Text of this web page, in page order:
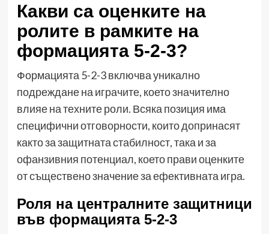
Какви са оценките на
ролите в рамките на
формацията 5-2-3?
Формацията 5-2-3 включва уникално
подреждане на играчите, което значително
влияе на техните роли. Всяка позиция има
специфични отговорности, които допринасят
както за защитната стабилност, така и за
офанзивния потенциал, което прави оценките
от съществено значение за ефективната игра.
Роля на централните защитници
във формацията 5-2-3